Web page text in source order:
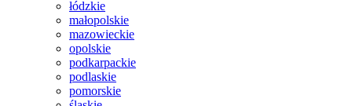
łódzkie
małopolskie
mazowieckie
opolskie
podkarpackie
podlaskie
pomorskie